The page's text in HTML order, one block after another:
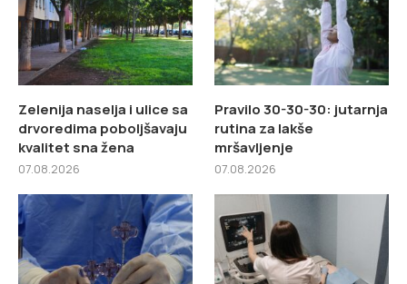
Zelenija naselja i ulice sa
drvoredima poboljšavaju
kvalitet sna žena
07.08.2026
Pravilo 30-30-30: jutarnja
rutina za lakše
mršavljenje
07.08.2026